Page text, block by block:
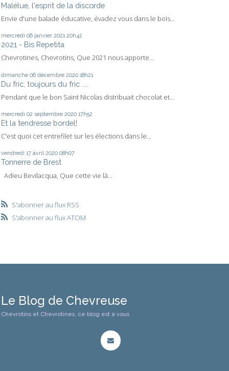
Malélue, l'esprit de la discorde
Envie d'une balade éducative, évadez vous dans le bois...
mercredi 06 janvier 2021 20h42
2021 - Bis Repetita
Chevrotines, Chevrotins, Que 2021 nous apporte...
dimanche 06 décembre 2020 18h21
Du fric, toujours du fric ....
Pendant que le bon Saint Nicolas distribuait chocolat et...
mercredi 02 septembre 2020 17h52
Et la tendresse bordel!
C'est quoi cet entrefilet sur les élections dans le...
vendredi 17 avril 2020 08h07
Tonnerre de Brest
Adieu Bevilacqua, Que cette vie là...
S'abonner au flux RSS
S'abonner au flux ATOM
Le Blog de Chevreuse
Chevrotins et Chevrotines, ce blog est à vous